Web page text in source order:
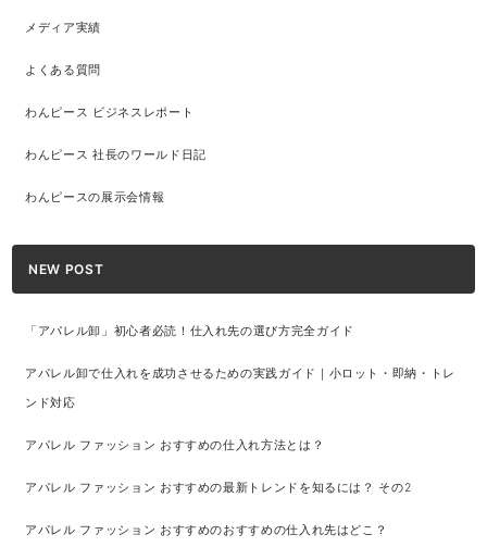
メディア実績
よくある質問
わんピース ビジネスレポート
わんピース 社長のワールド日記
わんピースの展示会情報
NEW POST
「アパレル卸」初心者必読！仕入れ先の選び方完全ガイド
アパレル卸で仕入れを成功させるための実践ガイド｜小ロット・即納・トレ
ンド対応
アパレル ファッション おすすめの仕入れ方法とは？
アパレル ファッション おすすめの最新トレンドを知るには？ その2
アパレル ファッション おすすめのおすすめの仕入れ先はどこ？